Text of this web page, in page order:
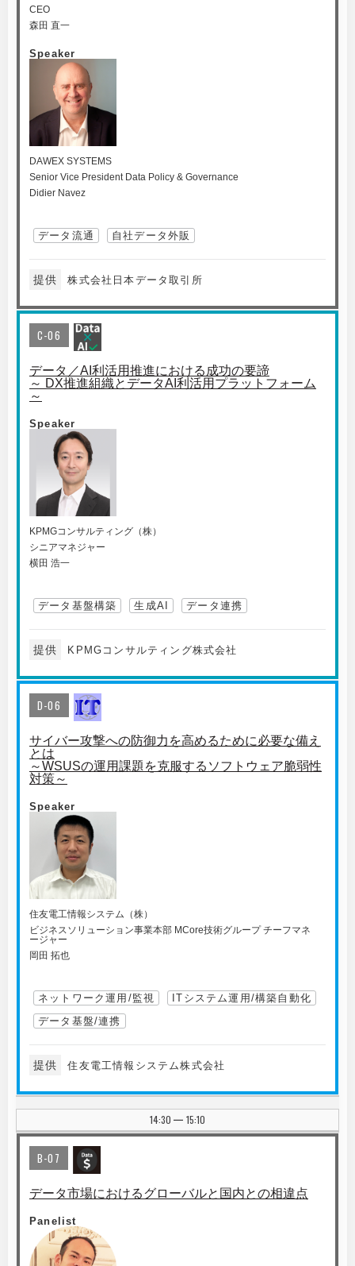
CEO
森田 直一
Speaker
DAWEX SYSTEMS
Senior Vice President Data Policy & Governance
Didier Navez
データ流通 自社データ外販
提供 株式会社日本データ取引所
C-06
データ／AI利活用推進における成功の要諦
～ DX推進組織とデータAI利活用プラットフォーム
～
Speaker
KPMGコンサルティング（株）
シニアマネジャー
横田 浩一
データ基盤構築 生成AI データ連携
提供 KPMGコンサルティング株式会社
D-06
サイバー攻撃への防御力を高めるために必要な備え
とは
～WSUSの運用課題を克服するソフトウェア脆弱性
対策～
Speaker
住友電工情報システム（株）
ビジネスソリューション事業本部 MCore技術グループ チーフマネ
ージャー
岡田 拓也
ネットワーク運用/監視
ITシステム運用/構築自動化
データ基盤/連携
提供 住友電工情報システム株式会社
14:30 | 15:10
B-07
データ市場におけるグローバルと国内との相違点
Panelist